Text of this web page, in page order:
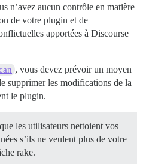
n’avez aucun contrôle en matière
de votre plugin et de
apportées à Discourse
, vous devez prévoir un moyen
supprimer les modifications de la
le plugin.
les utilisateurs nettoient vos
s’ils ne veulent plus de votre
rake.